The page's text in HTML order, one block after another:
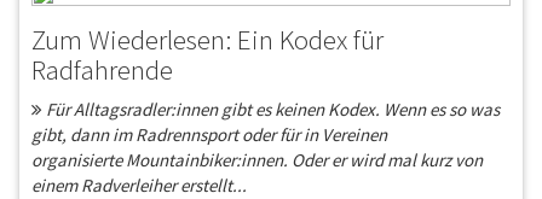
Zum Wiederlesen: Ein Kodex für
Radfahrende
Für Alltagsradler:innen gibt es keinen Kodex. Wenn es so was
gibt, dann im Radrennsport oder für in Vereinen
organisierte Mountainbiker:innen. Oder er wird mal kurz von
einem Radverleiher erstellt...